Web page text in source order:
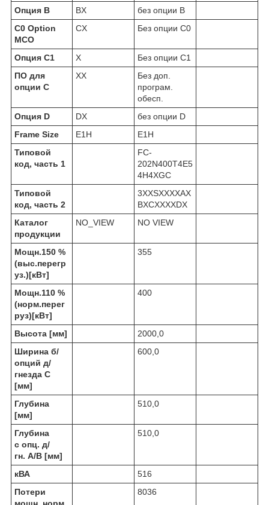
Опция В
BX
без опции В
C0 Option
MCO
CX Без опции С0
Опция C1 X
Без опции C1
ПО для
опции С
XX
Без доп.
програм.
обесп.
Опция D
DX
без опции D
Frame Size
E1H
E1H
Типовой
код, часть 1
FC-
202N400T4E5
4H4XGC
Типовой
код, часть 2
3XXSXXXXAX
BXCXXXXDX
Каталог
продукции
NO_VIEW NO VIEW
Мощн.150 %
(выс.перегр
уз.)[кВт]
355
Мощн.110 %
(норм.перег
руз)[кВт]
400
Высота [мм]
2000,0
Ширина б/
опций д/
гнезда C
[мм]
600,0
Глубина
[мм]
510,0
Глубина
с опц. д/
гн. A/B [мм]
510,0
кВА
516
Потери
мощн.,норм.
8036